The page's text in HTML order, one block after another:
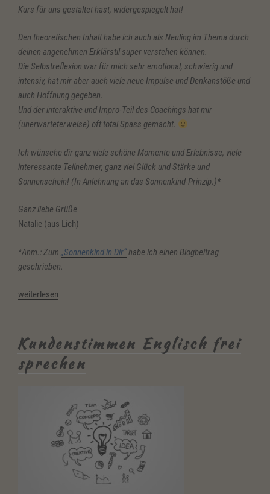
Kurs für uns gestaltet hast, widergespiegelt hat!
Den theoretischen Inhalt habe ich auch als Neuling im Thema durch
deinen angenehmen Erklärstil super verstehen können.
Die Selbstreflexion war für mich sehr emotional, schwierig und
intensiv, hat mir aber auch viele neue Impulse und Denkanstöße und
auch Hoffnung gegeben.
Und der interaktive und Impro-Teil des Coachings hat mir
(unerwarteterweise) oft total Spass gemacht.
Ich wünsche dir ganz viele schöne Momente und Erlebnisse, viele
interessante Teilnehmer, ganz viel Glück und Stärke und
Sonnenschein! (In Anlehnung an das Sonnenkind-Prinzip.)*
Ganz liebe Grüße
Natalie (aus Lich)
*Anm.: Zum „Sonnenkind in Dir“habe ich einen Blogbeitrag
geschrieben.
„Kundenstimmen
Improvisation“
weiterlesen
Kundenstimmen Englisch frei
sprechen